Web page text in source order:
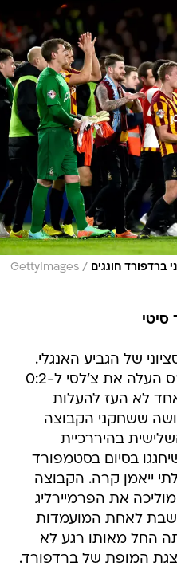
ברדפורד חוגגים /
GettyImages
של הגביע האנגלי.
בדקה ה-38, כאשר ראמירס העלה את צ'לסי ל-0:2
לא העז להעלות
ששחקני הקבוצה
שביעית בליג 1 (השלישית בהיררכיית
בסיום בסטמפורד
ייאמן קרה. הקבוצה
את הפרמיירליג
לאחת המועמדות
החל מאותו רגע לא
המופת של ברדפורד.